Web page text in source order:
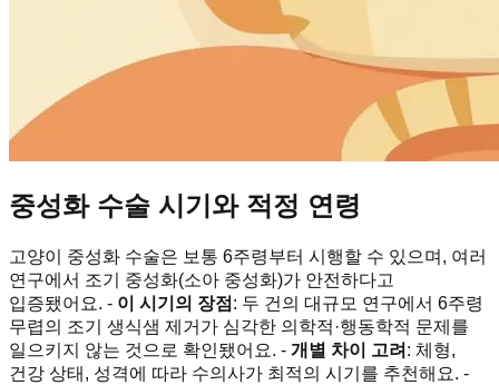
중성화 수술 시기와 적정 연령
고양이 중성화 수술은 보통 6주령부터 시행할 수 있으며, 여러
연구에서 조기 중성화(소아 중성화)가 안전하다고
입증됐어요. - 이 시기의 장점 : 두 건의 대규모 연구에서 6주령
무렵의 조기 생식샘 제거가 심각한 의학적·행동학적 문제를
일으키지 않는 것으로 확인됐어요. - 개별 차이 고려 : 체형,
건강 상태, 성격에 따라 수의사가 최적의 시기를 추천해요. -